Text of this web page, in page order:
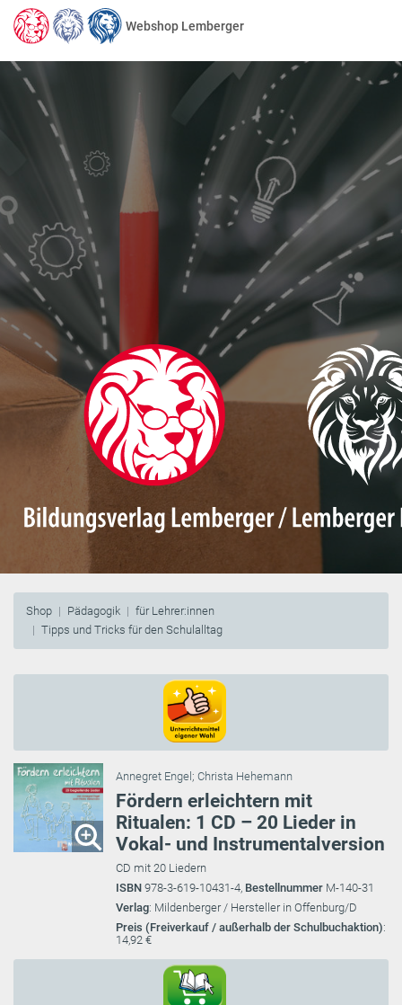
Webshop Lemberger
Shop Pädagogik
für Lehrer:innen
Tipps und Tricks für den Schulalltag
Annegret Engel ; Christa Hehemann
Fördern erleichtern mit
Ritualen: 1 CD – 20 Lieder in
Vokal- und Instrumentalversion
CD mit 20 Liedern
ISBN 978-3-619-10431-4, Bestellnummer M-140-31
Verlag: Mildenberger / Hersteller in Offenburg/D
Preis (Freiverkauf / außerhalb der Schulbuchaktion):
14,92 €